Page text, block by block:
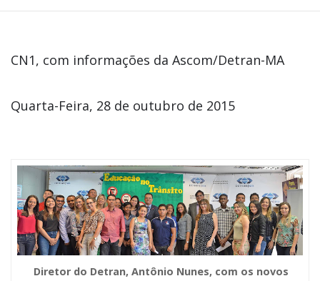
CN1, com informações da Ascom/Detran-MA
Quarta-Feira, 28 de outubro de 2015
Diretor do Detran, Antônio Nunes, com os novos